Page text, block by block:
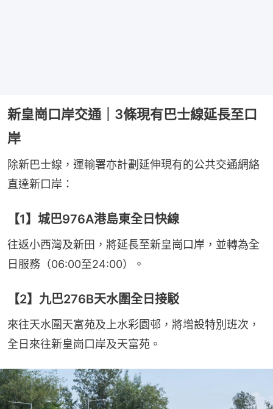
新皇崗口岸交通｜3條現有巴士線延長至口
岸
除新巴士線，運輸署亦計劃延伸現有的公共交通網絡
直達新口岸：
【1】城巴976A港島東全日快線
往返小西灣及新田，將延長至新皇崗口岸，並轉為全
日服務（06:00至24:00）。
【2】九巴276B天水圍全日接駁
來往天水圍天富苑及上水彩園邨，將增設特別班次，
全日來往新皇崗口岸及天富苑。